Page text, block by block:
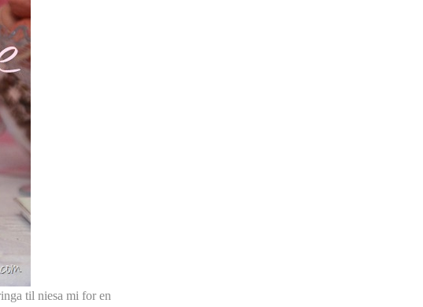
til niesa mi for en